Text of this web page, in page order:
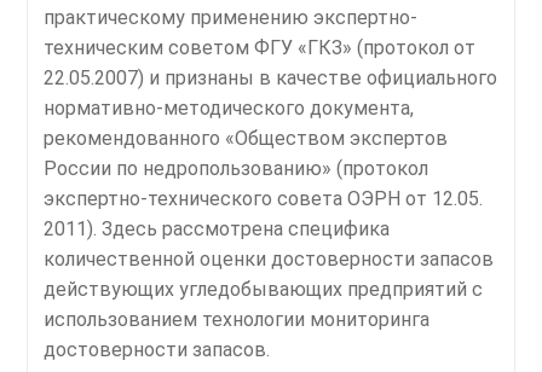
практическому применению экспертно-
техническим советом ФГУ «ГКЗ» (протокол от
22.05.2007) и признаны в качестве официального
нормативно-методического документа,
рекомендованного «Обществом экспертов
России по недропользованию» (протокол
экспертно-технического совета ОЭРН от 12.05.
2011). Здесь рассмотрена специфика
количественной оценки достоверности запасов
действующих угледобывающих предприятий с
использованием технологии мониторинга
достоверности запасов.